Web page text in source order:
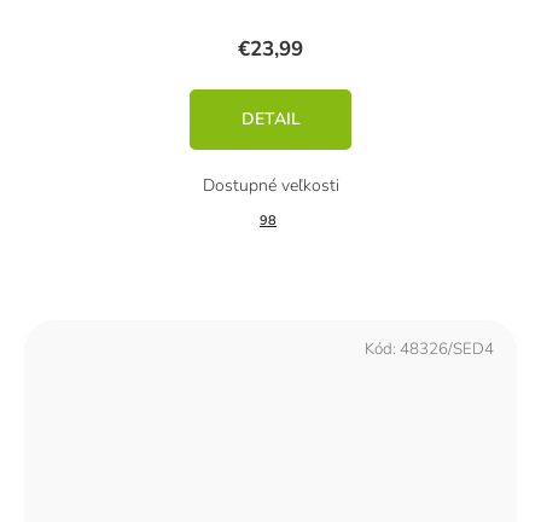
€23,99
DETAIL
98
Kód: 48326/SED4